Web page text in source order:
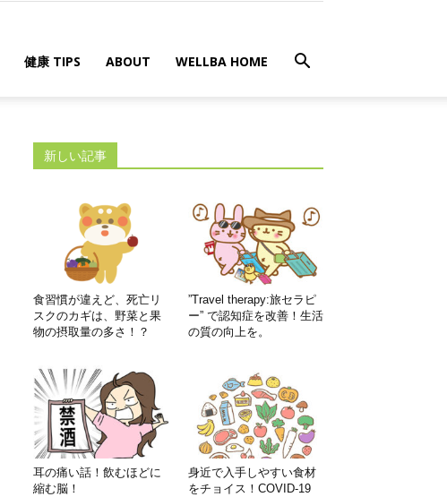
健康 TIPS ABOUT WELLBA HOME
新しい記事
食習慣が違えど、死亡リ
スクのカギは、野菜と果
物の摂取量の多さ！？
”Travel therapy:旅セラピ
ー” で認知症を改善！生活
の質の向上を。
耳の痛い話！飲むほどに
縮む脳！
身近で入手しやすい食材
をチョイス！COVID-19